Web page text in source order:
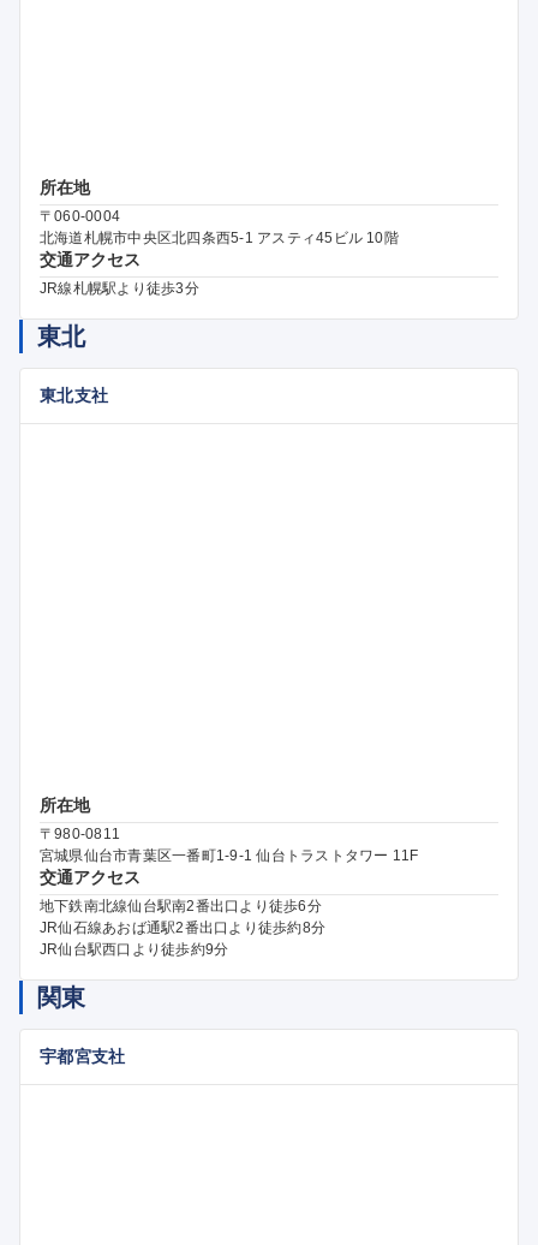
所在地
〒060-0004
北海道札幌市中央区北四条西5-1 アスティ45ビル 10階
交通アクセス
JR線札幌駅より徒歩3分
東北
東北支社
所在地
〒980-0811
宮城県仙台市青葉区一番町1-9-1 仙台トラストタワー 11F
交通アクセス
地下鉄南北線仙台駅南2番出口より徒歩6分
JR仙石線あおば通駅2番出口より徒歩約8分
JR仙台駅西口より徒歩約9分
関東
宇都宮支社